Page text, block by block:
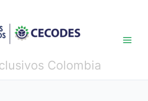
Colombia